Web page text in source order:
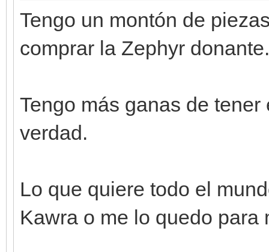
Tengo un montón de
comprar la Zephyr donante.
Tengo más ganas de
verdad.
Lo que quiere todo el
Kawra o me lo quedo para